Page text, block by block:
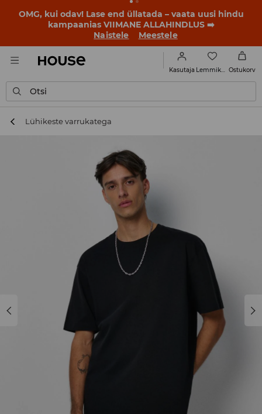
OMG, kui odav! Lase end üllatada – vaata uusi hindu
kampaanias VIIMANE ALLAHINDLUS ➡️
Naistele
Meestele
Kasutaja Ostukorv
Otsi
Lühikeste varrukatega